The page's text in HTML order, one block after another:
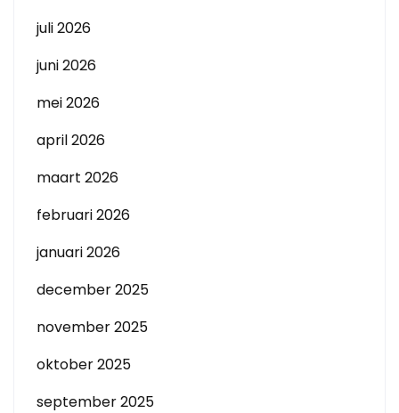
juli 2026
juni 2026
mei 2026
april 2026
maart 2026
februari 2026
januari 2026
december 2025
november 2025
oktober 2025
september 2025